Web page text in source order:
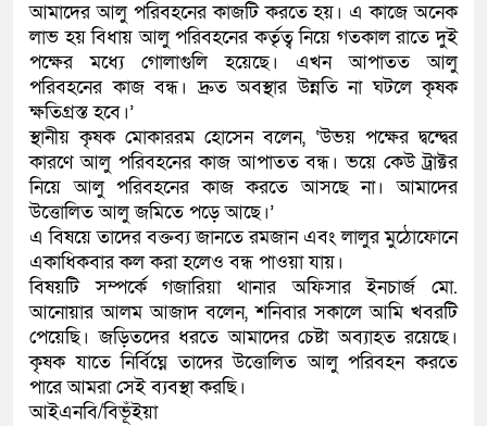
আমাদের আলু পরিবহনের কাজটি করতে হয়। এ কাজে অনেক
লাভ হয় বিধায় আলু পরিবহনের কর্তৃত্ব নিয়ে গতকাল রাতে দুই
পক্ষের মধ্যে গোলাগুলি হয়েছে। এখন আপাতত আলু
পরিবহনের কাজ বন্ধ। দ্রুত অবস্থার উন্নতি না ঘটলে কৃষক
ক্ষতিগ্রস্ত হবে।’
স্থানীয় কৃষক মোকাররম হোসেন বলেন, ‘উভয় পক্ষের দ্বন্দ্বের
কারণে আলু পরিবহনের কাজ আপাতত বন্ধ। ভয়ে কেউ ট্রাক্টর
নিয়ে আলু পরিবহনের কাজ করতে আসছে না। আমাদের
উত্তোলিত আলু জমিতে পড়ে আছে।’
এ বিষয়ে তাদের বক্তব্য জানতে রমজান এবং লালুর মুঠোফোনে
একাধিকবার কল করা হলেও বন্ধ পাওয়া যায়।
বিষয়টি সম্পর্কে গজারিয়া থানার অফিসার ইনচার্জ মো.
আনোয়ার আলম আজাদ বলেন, শনিবার সকালে আমি খবরটি
পেয়েছি। জড়িতদের ধরতে আমাদের চেষ্টা অব্যাহত রয়েছে।
কৃষক যাতে নির্বিঘ্নে তাদের উত্তোলিত আলু পরিবহন করতে
পারে আমরা সেই ব্যবস্থা করছি।
আইএনবি/বিভূঁইয়া